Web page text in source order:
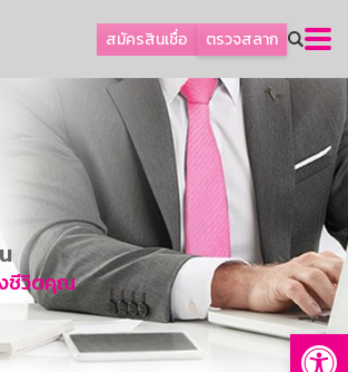
สมัครสินเชื่อ ตรวจสลาก
รายย่อย
งยืน
รเงิน
ชีวิตคุณ